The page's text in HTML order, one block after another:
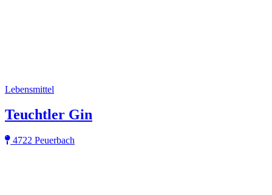
Lebensmittel
Teuchtler Gin
4722 Peuerbach